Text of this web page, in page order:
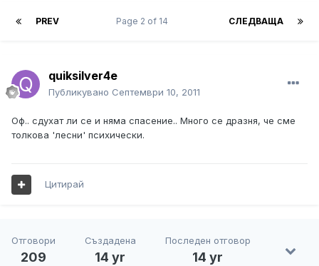
PREV СЛЕДВАЩА
Page 2 of 14
quiksilver4e
Публикувано Септември 10, 2011
Оф.. сдухат ли се и няма спасение.. Много се дразня, че сме
толкова 'лесни' психически.
Цитирай
Отговори
209
Създадена
14 yr
Последен отговор
14 yr